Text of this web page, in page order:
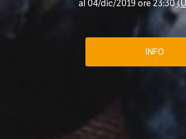
al04/dic/2019 ore 23:30
INFO